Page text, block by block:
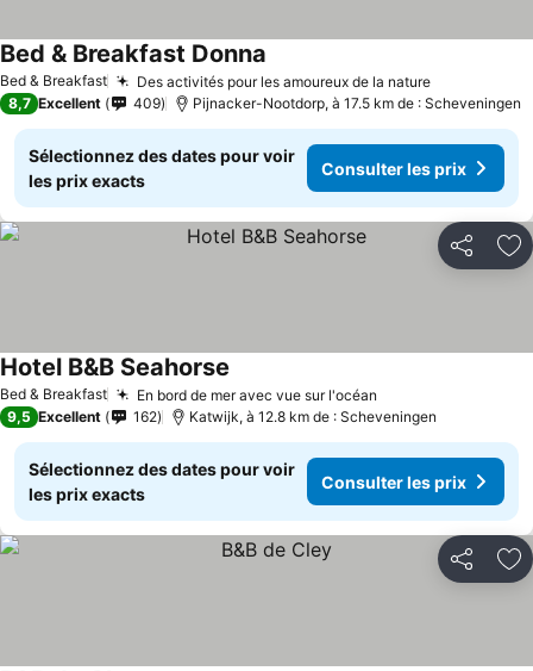
Bed & Breakfast Des activités pour les amoureux de la nature
Bed & Breakfast Donna
8,7 Excellent 409 Pijnacker-Nootdorp, à 17.5 km de : Scheveningen
Sélectionnez des dates pour voir
les prix exacts
Consulter les prix
Partager
Bed & Breakfast En bord de mer avec vue sur l'océan
Hotel B&B Seahorse
9,5 Excellent 162 Katwijk, à 12.8 km de : Scheveningen
Sélectionnez des dates pour voir
les prix exacts
Consulter les prix
Partager